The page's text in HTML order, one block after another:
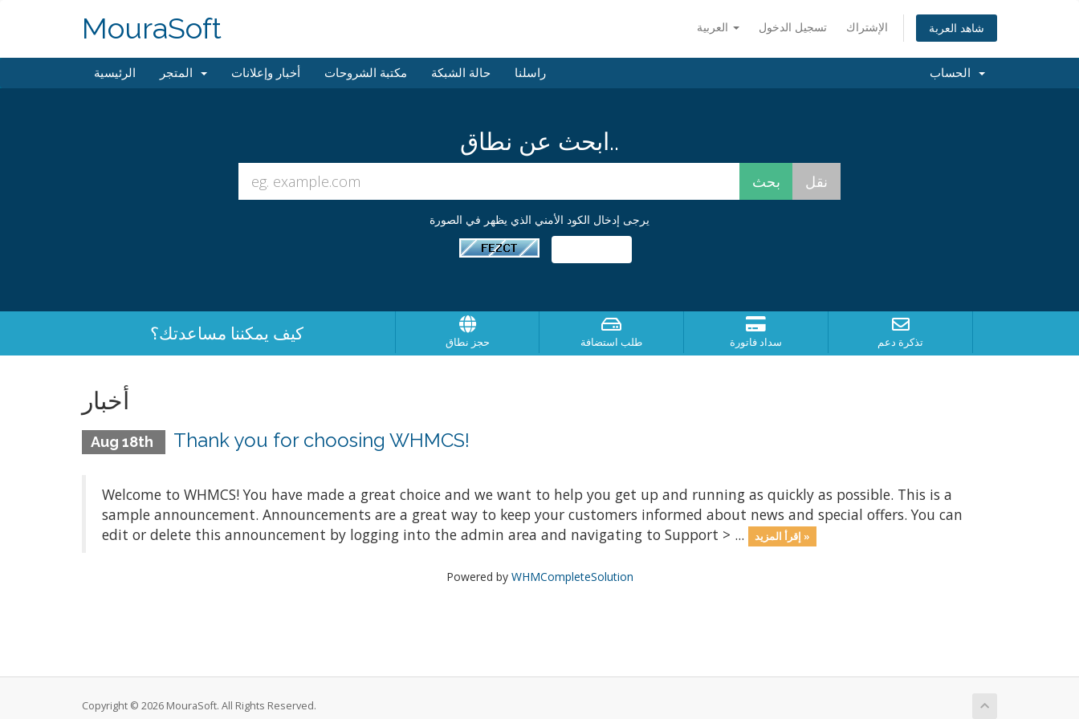
تسجيل الدخول الإشتراك شاهد العربة MouraSoft
الرئيسية أخبار وإعلانات مكتبة الشروحات حالة الشبكة راسلنا
ابحث عن نطاق..
يرجى إدخال الكود الأمني الذي يظهر في الصورة
كيف يمكننا مساعدتك؟ حجز نطاق طلب استضافة سداد فاتورة تذكرة دعم
أخبار
Aug 18th Thank you for choosing WHMCS!
Welcome to WHMCS! You have made a great choice and we want to help you get up and running as quickly as possible. This is a
sample announcement. Announcements are a great way to keep your customers informed about news and special offers. You can
edit or delete this announcement by logging into the admin area and navigating to Support > ...
إقرأ المزيد »
Powered by WHMCompleteSolution
Copyright © 2026 MouraSoft. All Rights Reserved.